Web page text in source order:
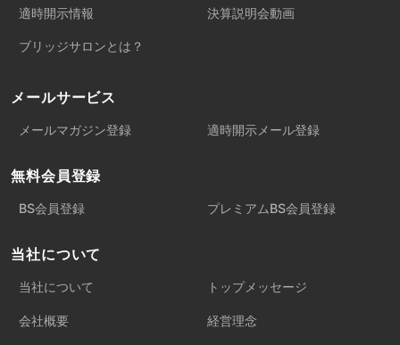
適時開示情報 決算説明会動画
ブリッジサロンとは？
メールサービス
メールマガジン登録 適時開示メール登録
無料会員登録
BS会員登録 プレミアムBS会員登録
当社について
当社について トップメッセージ
会社概要 経営理念